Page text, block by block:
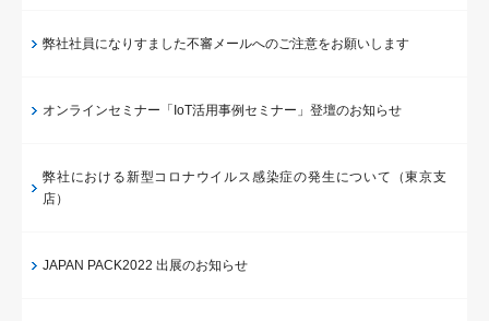
弊社社員になりすました不審メールへのご注意をお願いします
オンラインセミナー「IoT活用事例セミナー」登壇のお知らせ
弊社における新型コロナウイルス感染症の発生について（東京支
店）
JAPAN PACK2022 出展のお知らせ